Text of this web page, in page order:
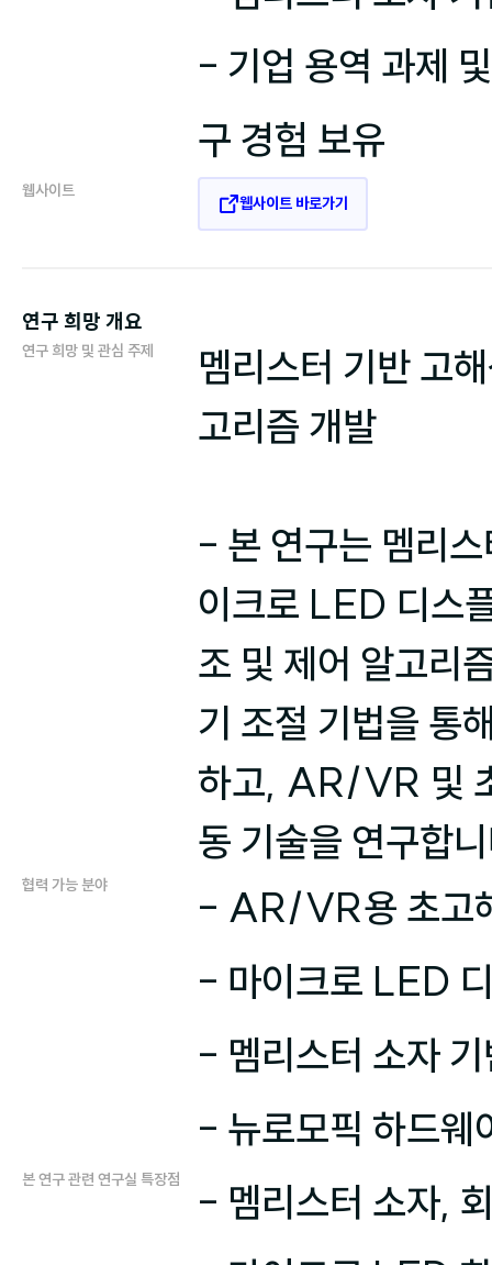
- 기업 용역 과제
구 경험 보유
웹사이트
웹사이트 바로가기
연구 희망 개요
연구 희망 및 관심 주제
멤리스터 기반 고
고리즘 개발
- 본 연구는 멤리
이크로 LED 디스
조 및 제어 알고리
기 조절 기법을 통
하고, AR/VR 및
동 기술을 연구합
협력 가능 분야
- AR/VR용 초고
- 마이크로 LED
- 멤리스터 소자
- 뉴로모픽 하드웨
본 연구 관련 연구실 특장점
- 멤리스터 소자,